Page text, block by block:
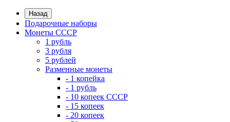
Назад
Подарочные наборы
Монеты СССР
1 рубль
3 рубля
5 рублей
Разменные монеты
- 1 копейка
- 1 рубль
- 10 копеек СССР
- 15 копеек
- 20 копеек